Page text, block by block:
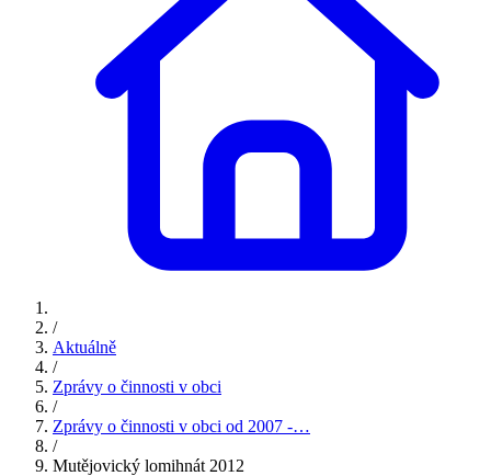
/
Aktuálně
/
Zprávy o činnosti v obci
/
Zprávy o činnosti v obci od 2007 -…
/
Mutějovický lomihnát 2012